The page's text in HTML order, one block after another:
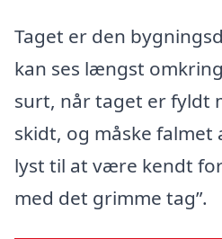
Taget er den
kan ses længst
surt, når taget er fyldt
skidt, og måske falmet
lyst til at være kendt
med det grimme tag”.